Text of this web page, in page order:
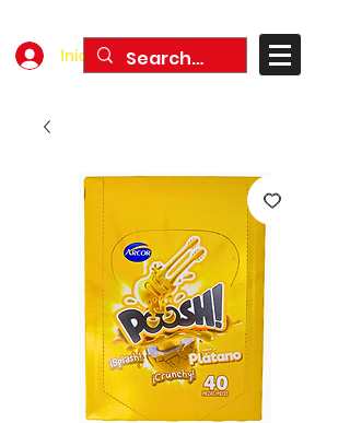
Iniciar sesión